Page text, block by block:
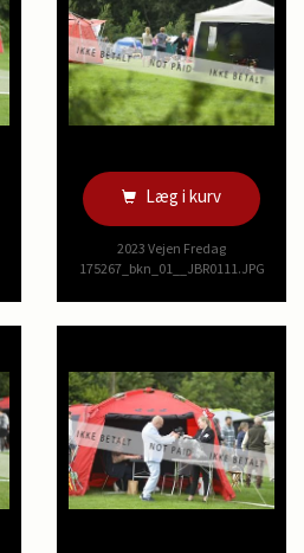
Læg i kurv
2023 Vejen Fredag
175267_bkn_01__JBR0111.JPG